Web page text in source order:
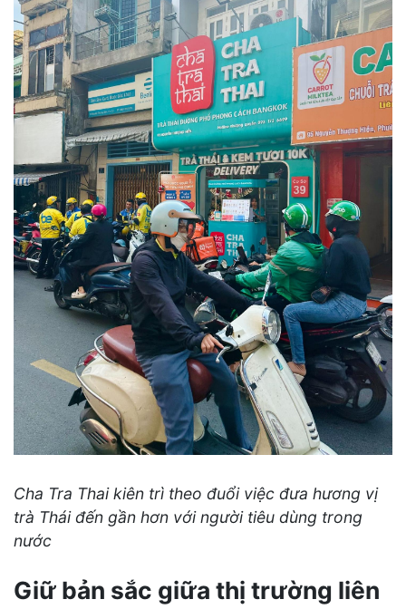
Cha Tra Thai kiên trì theo đuổi việc đưa hương vị
trà Thái đến gần hơn với người tiêu dùng trong
nước
Giữ bản sắc giữa thị trường liên